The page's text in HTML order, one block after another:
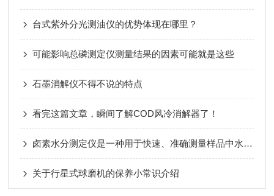
台式紫外分光测油仪的优势体现在哪里？
可能影响总磷测定仪测量结果的因素可能就是这些
石墨消解仪不得不说的特点
看完这篇文章，瞬间了解COD风冷消解器了！
卤素水分测定仪是一种用于快速、准确测量样品中水分含量的仪器
关于行星式球磨机的保养小常识介绍